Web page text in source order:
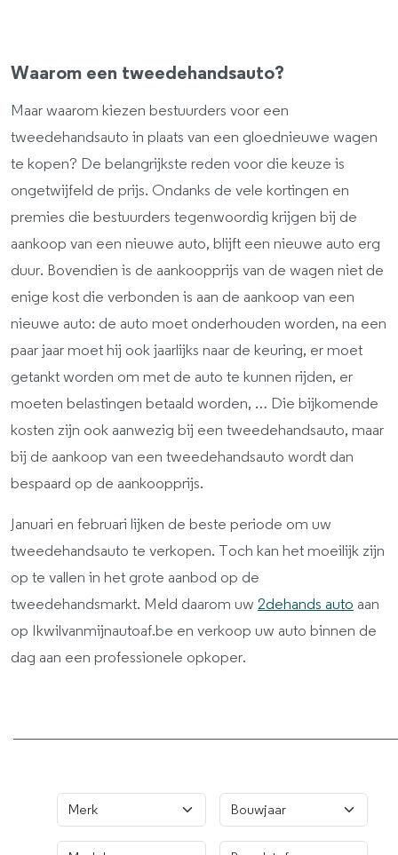
Waarom een tweedehandsauto?
Maar waarom kiezen bestuurders voor een
tweedehandsauto in plaats van een gloednieuwe wagen
te kopen? De belangrijkste reden voor die keuze is
ongetwijfeld de prijs. Ondanks de vele kortingen en
premies die bestuurders tegenwoordig krijgen bij de
aankoop van een nieuwe auto, blijft een nieuwe auto erg
duur. Bovendien is de aankoopprijs van de wagen niet de
enige kost die verbonden is aan de aankoop van een
nieuwe auto: de auto moet onderhouden worden, na een
paar jaar moet hij ook jaarlijks naar de keuring, er moet
getankt worden om met de auto te kunnen rijden, er
moeten belastingen betaald worden, … Die bijkomende
kosten zijn ook aanwezig bij een tweedehandsauto, maar
bij de aankoop van een tweedehandsauto wordt dan
bespaard op de aankoopprijs.
Januari en februari lijken de beste periode om uw
tweedehandsauto te verkopen. Toch kan het moeilijk zijn
op te vallen in het grote aanbod op de
tweedehandsmarkt. Meld daarom uw 2dehands auto aan
op Ikwilvanmijnautoaf.be en verkoop uw auto binnen de
dag aan een professionele opkoper.